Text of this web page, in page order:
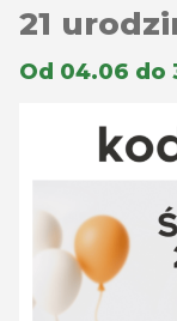
21
Od 04.06 do